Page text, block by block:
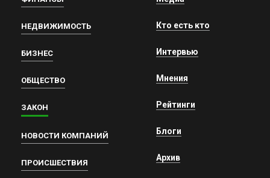
НЕДВИЖИМОСТЬ
БИЗНЕС
ОБЩЕСТВО
ЗАКОН
НОВОСТИ КОМПАНИЙ
ПРОИСШЕСТВИЯ
Кто есть кто
Интервью
Мнения
Рейтинги
Блоги
Архив